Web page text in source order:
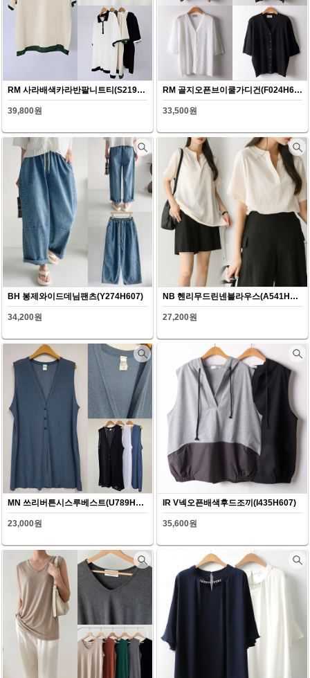
RM 사라배색카라반팔니트티(S219H607)
39,800원
RM 골지오픈브이쿨가디건(F024H607)
33,500원
BH 봉제와이드데님팬츠(Y274H607)
34,200원
NB 헨리무드린넨블라우스(A541H607)
27,200원
MN 쓰리버튼시스루베스트(U789H607)
23,000원
IR V넥오픈배색후드조끼(I435H607)
35,600원